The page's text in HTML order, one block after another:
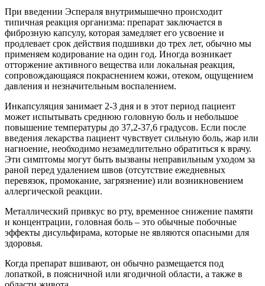
При введении Эспераля внутримышечно происходит
типичная реакция организма: препарат заключается в
фиброзную капсулу, которая замедляет его усвоение и
продлевает срок действия подшивки до трех лет, обычно мы
применяем кодирование на один год. Иногда возникает
отторжение активного вещества или локальная реакция,
сопровождающаяся покраснением кожи, отеком, ощущением
давления и незначительным воспалением.
Инкапсуляция занимает 2-3 дня и в этот период пациент
может испытывать среднюю головную боль и небольшое
повышение температуры до 37,2-37,6 градусов. Если после
введения лекарства пациент чувствует сильную боль, жар или
нагноение, необходимо незамедлительно обратиться к врачу.
Эти симптомы могут быть вызваны неправильным уходом за
раной перед удалением швов (отсутствие ежедневных
перевязок, промокание, загрязнение) или возникновением
аллергической реакции.
Металлический привкус во рту, временное снижение памяти
и концентрации, головная боль – это обычные побочные
эффекты дисульфирама, которые не являются опасными для
здоровья.
Когда препарат вшивают, он обычно размещается под
лопаткой, в поясничной или ягодичной области, а также в